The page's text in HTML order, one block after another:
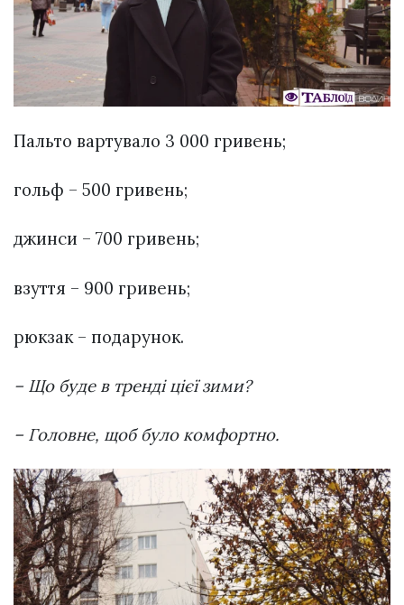
Пальто вартувало 3 000 гривень;
гольф – 500 гривень;
джинси – 700 гривень;
взуття – 900 гривень;
рюкзак – подарунок.
– Що буде в тренді цієї зими?
– Головне, щоб було комфортно.